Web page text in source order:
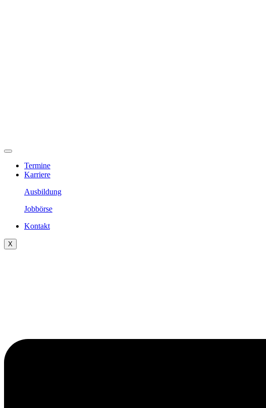
Termine
Karriere
Ausbildung
Jobbörse
Kontakt
X